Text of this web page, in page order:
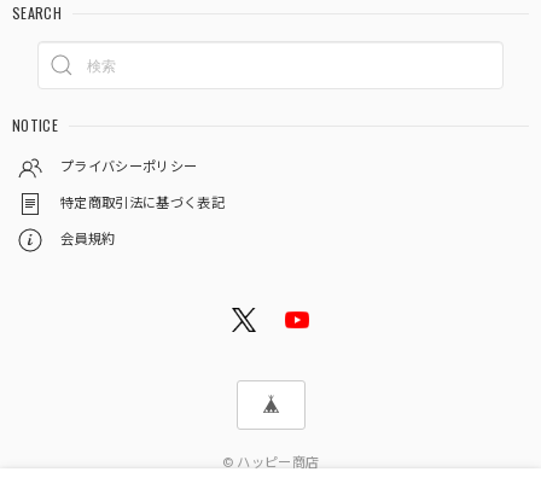
SEARCH
NOTICE
プライバシーポリシー
特定商取引法に基づく表記
会員規約
© ハッピー商店